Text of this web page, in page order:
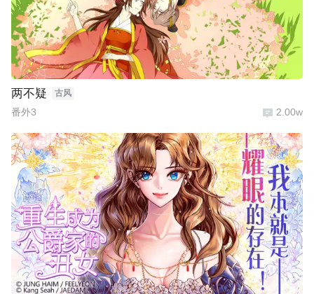
两不疑 古风
番外3 2.00w